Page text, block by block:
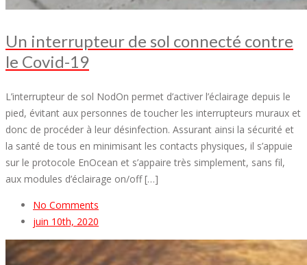
Un interrupteur de sol connecté contre
le Covid-19
L’interrupteur de sol NodOn permet d’activer l’éclairage depuis le
pied, évitant aux personnes de toucher les interrupteurs muraux et
donc de procéder à leur désinfection. Assurant ainsi la sécurité et
la santé de tous en minimisant les contacts physiques, il s’appuie
sur le protocole EnOcean et s’appaire très simplement, sans fil,
aux modules d’éclairage on/off […]
No Comments
juin 10th, 2020